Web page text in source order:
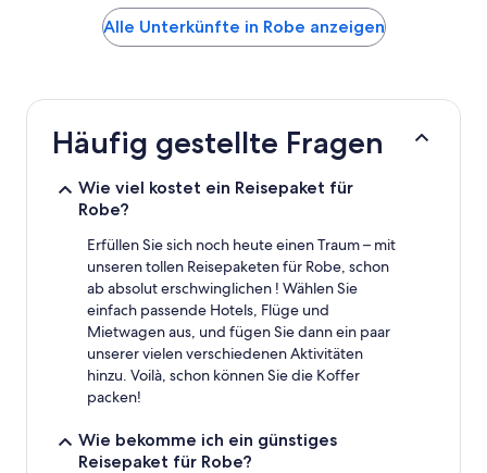
den
24 Stunden
einen
Aufenthalt
1 Übernachtung
2 Erwachsenen
Verfügbarkeiten
ändern.
Alle Unterkünfte in Robe anzeigen
Häufig gestellte Fragen
Wie viel kostet ein Reisepaket für
Robe?
Erfüllen Sie sich noch heute einen Traum – mit
unseren tollen Reisepaketen für Robe, schon
ab absolut erschwinglichen ! Wählen Sie
einfach passende Hotels, Flüge und
Mietwagen aus, und fügen Sie dann ein paar
unserer vielen verschiedenen Aktivitäten
hinzu. Voilà, schon können Sie die Koffer
packen!
Wie bekomme ich ein günstiges
Reisepaket für Robe?